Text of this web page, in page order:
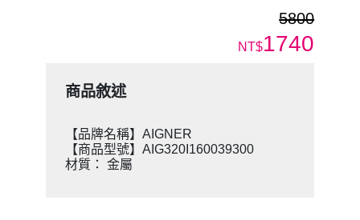
5800
NT$1740
商品敘述
【品牌名稱】AIGNER
【商品型號】AIG320I160039300
材質： 金屬